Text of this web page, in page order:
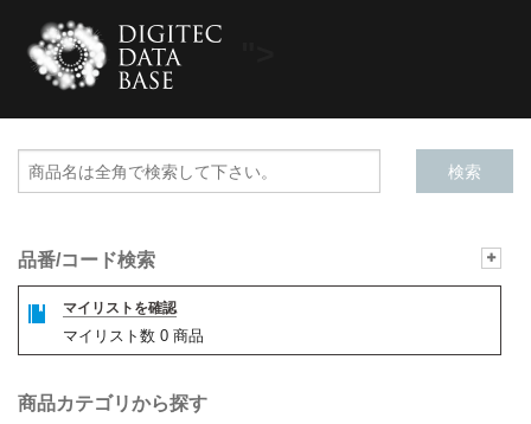
品番/コード検索
マイリストを確認
マイリスト数 0 商品
商品カテゴリから探す